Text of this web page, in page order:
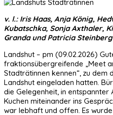
v. l.: Iris Haas, Anja König,
Kubatschka, Sonja Axthaler,
Granda und Patricia
Landshut – pm (09.02.2026)
fraktionsübergreifende „Meet
Stadträtinnen kennen“, zu
Landshut eingeladen hatten.
die Gelegenheit, in
Kuchen miteinander ins
war lebhaft und offen. Es